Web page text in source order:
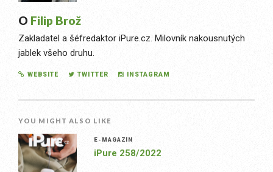
O Filip Brož
Zakladatel a šéfredaktor iPure.cz. Milovník nakousnutých
jablek všeho druhu.
WEBSITE TWITTER INSTAGRAM
YOU MIGHT ALSO LIKE
E-MAGAZÍN
iPure 258/2022